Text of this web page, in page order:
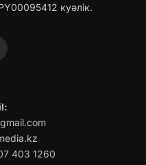
куәлік.
403 1260